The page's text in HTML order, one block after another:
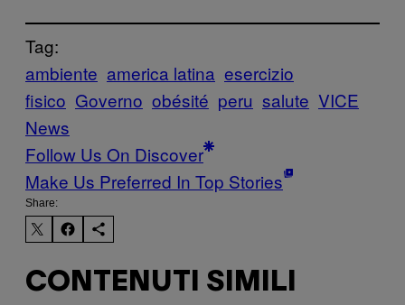
Tag:
ambiente america latina esercizio
fisico Governo obésité peru salute VICE
News
Follow Us On Discover
Make Us Preferred In Top Stories
Share:
CONTENUTI SIMILI